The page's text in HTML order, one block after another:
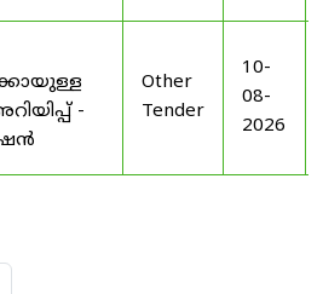
-
Other
Tender
10-
08-
2026